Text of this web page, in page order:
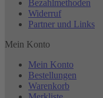
Bezahlmethoden
Widerruf
Partner und Links
Mein Konto
Mein Konto
Bestellungen
Warenkorb